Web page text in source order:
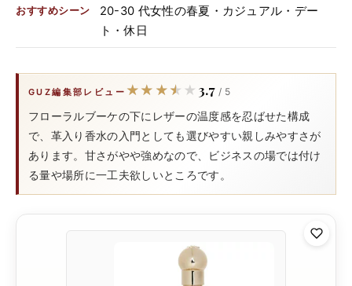
おすすめシーン
20-30 代女性の春夏・カジュアル・デー
ト・休日
GUZ編集部レビュー ★★★★★
★★★★★ 3.7 / 5
フローラルブーケの下にレザーの温度感を忍ばせた構成
で、革入り香水の入門としても選びやすい親しみやすさが
あります。甘さがやや強めなので、ビジネスの場では付け
る量や場所に一工夫欲しいところです。